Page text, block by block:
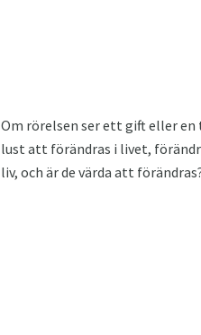
Om rörelsen ser ett gift eller
lust att förändras i livet,
liv, och är de värda att